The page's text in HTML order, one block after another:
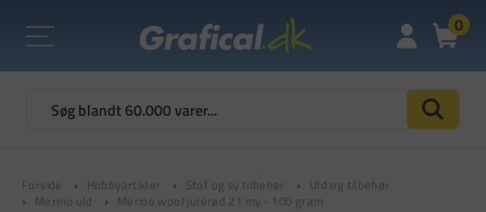
0
Forside Hobbyartikler Stof og sy tilbehør
Uld og tilbehør
Merino uld
Merino wool julerød 21 my - 100 gram